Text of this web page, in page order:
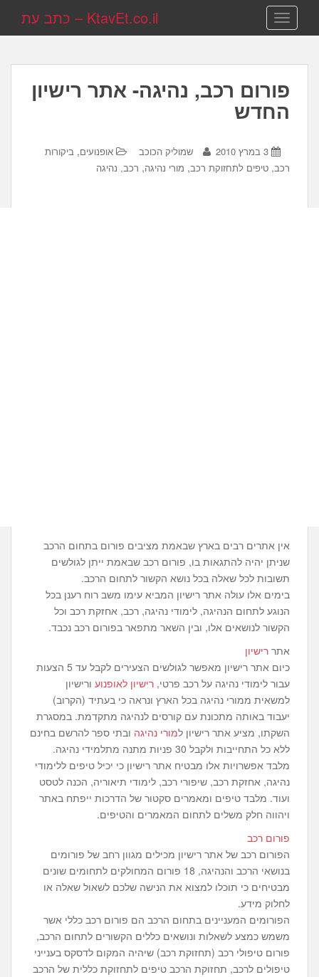
TOGGLE NAVIGATION KtavEt.co.il – כתב עת
פורום רכב, נהיגה- אתר רישיון
החדש
3 במרץ 2010 שמוליק הכוכב אופנועים, ביקורות
רכב, טיפים לתחזוקת רכב, מורי נהיגה, רכב, נהיגה
אין אתרים רבים בארץ שבאמת מציבים פורום בתחום הרכב
שניתן יהיה להתגאות בו, פורום רכב שבאמת ייתן לגולשים
תשובות לכל שאלה בכל נושא הקשור לתחום הרכב.
בימים אלו עולה אתר רישיון המביא עימו משב רוח רענן בכל
הנוגע לתחום הנהיגה, לימודי נהיגה, רכב, אחזקת רכב וכל
הקשור לנושאים אלו, ובין השאר מתפאר בפורום רכב נכבד.
אתר רישיון
כיום אתר רישיון מאפשר לגולשים הצעירים לקבל עד 5 הצעות
עבור לימודי נהיגה על רכב פרטי, רישיון לאופנוע ורישיון
למשאית ממורי נהיגה בכל הארץ ונראה כי בעתיד (הקרוב)
יעבוד באותה מתכונת עם קורסים לנהיגה מתקדמת. במסגרת
השקתו, מציע אתר רישיון למורי נהיגה ובתי ספר להרשם בחינם
ללא כל התחייבות ולקבל 30 פניות מתנה מתלמידי נהיגה.
מלבד אפשרויות אלו מבטיח אתר רישיון כי יכיל טיפים ללימודי
נהיגה, אחזקת רכב, שיפורי רכב, לימודי תיאוריה, הכנה לטסט
ועוד. מלבד טיפים ומאמרים סקטור של הדרכות ייפתח באתר
ויהווה חלק משלים לתחום המאמרים והטיפים.
פורום רכב
הפורום רכב של אתר רישיון מכילים מגוון רחב של פורומים
בנושאי הרכב והנהיגה, 18 פורום המחולקים לתחומים שונים
מבטיחים כי תוכלו למצוא את הנישה שלכם לשאול שאלה או
לחלוק מידע.
הפורומים המעניינים בתחום הרכב הם פורום רכב כללי אשר
משמש כמצע לשאלות ונושאים כללים הקשורים לתחום הרכב,
פורום טיפולי רכב (תחזוקת רכב) שיהיה המקום לדסקס בענייני
טיפולים לרכב, תחזוקת הרכב טיפים לתחזוקת כללית של הרכב